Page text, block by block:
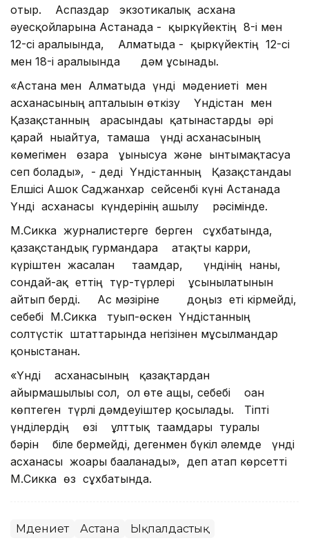
отыр. Аспаздар экзотикалық асхана
әуесқойларына Астанада - қыркүйектің 8-і мен
12-сі аралығында, Алматыда - қыркүйектің 12-сі
мен 18-і аралығында дәм ұсынады.
«Астана мен Алматыда үнді мәдениеті мен
асханасының апталығын өткізу Үндістан мен
Қазақстанның арасындағы қатынастарды әрі
қарай нығайтуға, тамаша үнді асханасының
көмегімен өзара ұғынысуға және ынтымақтасуға
сеп болады», - деді Үндістанның Қазақстандағы
Елшісі Ашок Саджанхар сейсенбі күні Астанада
Үнді асханасы күндерінің ашылу рәсімінде.
М.Сикка журналистерге берген сұхбатында,
қазақстандық гурмандарға атақты карри,
күріштен жасалған тағамдар, үндінің наны,
сондай-ақ еттің түр-түрлері ұсынылатынын
айтып берді. Ас мәзіріне доңыз еті кірмейді,
себебі М.Сикка туып-өскен Үндістанның
солтүстік штаттарында негізінен мұсылмандар
қоныстанған.
«Үнді асханасының қазақтардан
айырмашылығы сол, ол өте ащы, себебі оған
көптеген түрлі дәмдеуіштер қосылады. Тіпті
үнділердің өзі ұлттық тағамдары туралы
бәрін біле бермейді, дегенмен бүкіл әлемде үнді
асханасы жоғары бағаланады», деп атап көрсетті
М.Сикка өз сұхбатында.
Мәдениет Астана Ықпалдастық